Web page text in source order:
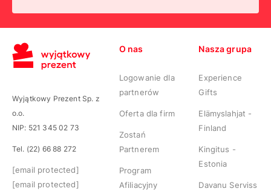
Wyjątkowy Prezent Sp. z
o.o.
NIP: 521 345 02 73
Tel. (22) 66 88 272
[email protected]
[email protected]
O nas
Logowanie dla
partnerów
Oferta dla firm
Zostań
Partnerem
Program
Afiliacyjny
Nasza grupa
Experience
Gifts
Elämyslahjat -
Finland
Kingitus -
Estonia
Davanu Serviss